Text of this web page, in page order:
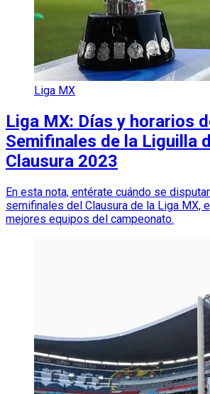
Liga MX
Liga MX: Días y horarios
Semifinales de la Liguilla
Clausura 2023
En esta nota, entérate cuándo se
semifinales del Clausura de la Liga MX,
mejores equipos del campeonato.